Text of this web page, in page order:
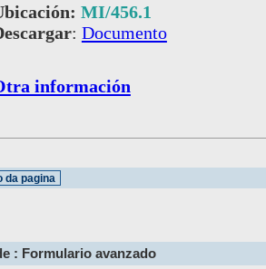
MI/456.1
: Documento
información
: Formulario avanzado